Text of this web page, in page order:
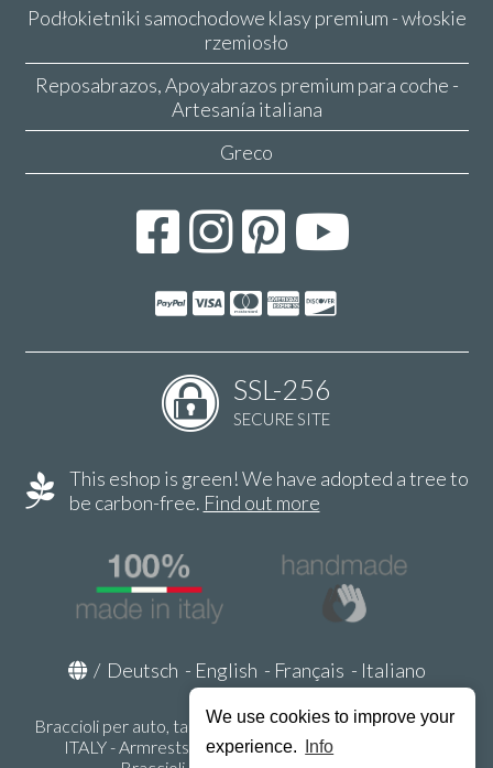
We use cookies to improve your
experience.
Info
Podłokietniki samochodowe klasy premium - włoskie
rzemiosło
Reposabrazos, Apoyabrazos premium para coche -
Artesanía italiana
Greco
SSL-256
SECURE SITE
This eshop is green! We have adopted a tree to
be carbon-free. Find out more
/ Deutsch - English - Français - Italiano
Braccioli per auto, tappeti auto, accessori auto MADE IN
ITALY - Armrests, Mittelarmlehnen, Accoundoirs -